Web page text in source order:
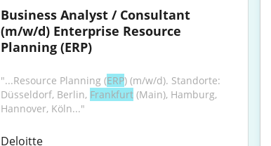
Business Analyst / Consultant
(m/w/d) Enterprise Resource
Planning (ERP)
"...Resource Planning (ERP) (m/w/d). Standorte:
Düsseldorf, Berlin, Frankfurt (Main), Hamburg,
Hannover, Köln..."
Deloitte